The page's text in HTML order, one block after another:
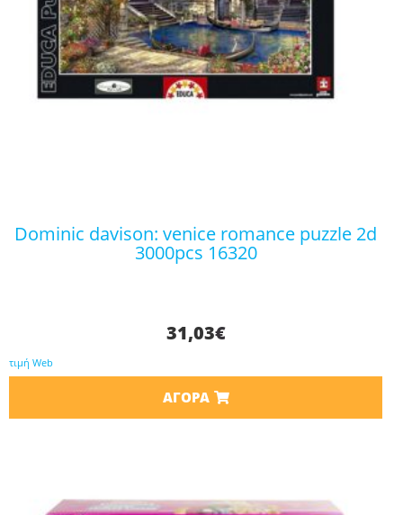
dominic davison: venice romance puzzle 2d
3000pcs 16320
31,03€
τιμή Web
ΑΓΟΡΆ